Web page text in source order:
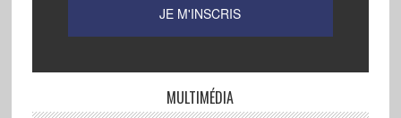
MULTIMÉDIA